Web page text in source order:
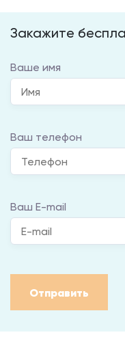
Закажите
Ваше имя
Ваш телефон
Ваш E-mail
Отправить